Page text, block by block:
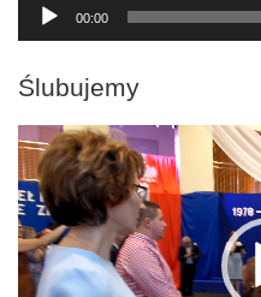
00:00
Ślubujemy
Odtwarzacz
video